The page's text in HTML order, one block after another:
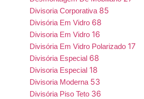
Divisoria Corporativa 85
Divisória Em Vidro 68
Divisoria Em Vidro 16
Divisória Em Vidro Polarizado 17
Divisória Especial 68
Divisoria Especial 18
Divisoria Moderna 53
Divisória Piso Teto 36